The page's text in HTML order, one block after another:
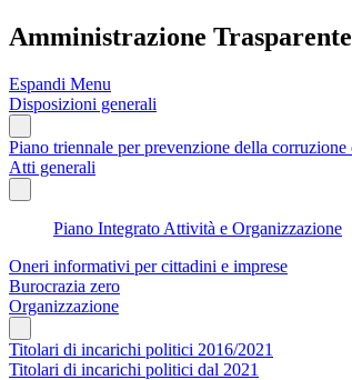
Amministrazione Trasparente
Espandi Menu
Disposizioni generali
Piano triennale per prevenzione della corruzione
Atti generali
Piano Integrato Attività e Organizzazione
Oneri informativi per cittadini e imprese
Burocrazia zero
Organizzazione
Titolari di incarichi politici 2016/2021
Titolari di incarichi politici dal 2021